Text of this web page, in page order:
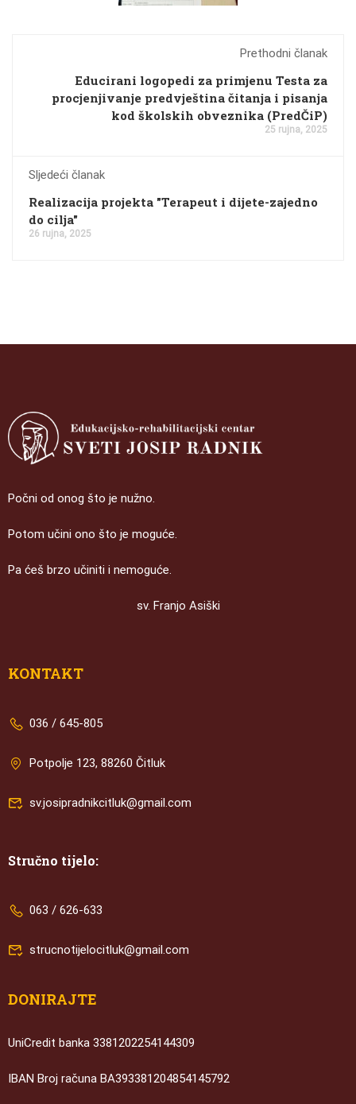
Prethodni članak
Educirani logopedi za primjenu Testa za
procjenjivanje predvještina čitanja i pisanja
kod školskih obveznika (PredČiP)
25 rujna, 2025
Sljedeći članak
Realizacija projekta "Terapeut i dijete-zajedno
do cilja"
26 rujna, 2025
Počni od onog što je nužno.
Potom učini ono što je moguće.
Pa ćeš brzo učiniti i nemoguće.
sv. Franjo Asiški
KONTAKT
036 / 645-805
Potpolje 123, 88260 Čitluk
sv.josipradnikcitluk@gmail.com
Stručno tijelo:
063 / 626-633
strucnotijelocitluk@gmail.com
DONIRAJTE
UniCredit banka 3381202254144309
IBAN Broj računa BA393381204854145792